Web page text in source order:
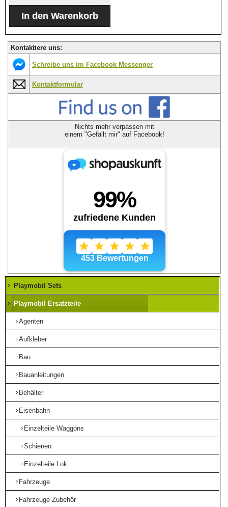
Kontaktiere uns:
Schreibe uns im Facebook Messenger
Kontaktformular
Nichts mehr verpassen mit
einem "Gefällt mir" auf Facebook!
Playmobil Sets
Playmobil Ersatzteile
Agenten
Aufkleber
Bau
Bauanleitungen
Behälter
Eisenbahn
Einzelteile Waggons
Schienen
Einzelteile Lok
Fahrzeuge
Fahrzeuge Zubehör